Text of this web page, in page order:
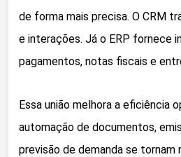
de forma mais precisa. O CRM
e interações. Já o ERP fornece
pagamentos, notas fiscais e
Essa união melhora a eficiência
automação de documentos,
previsão de demanda se tornam